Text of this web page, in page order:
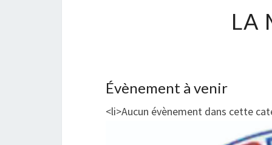
LA
Évènement à venir
<li>Aucun évènement dans cette